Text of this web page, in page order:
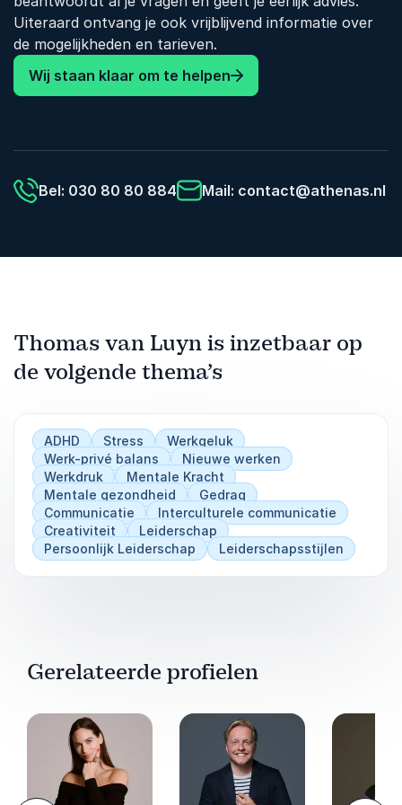
aan het mens-zijn in al zijn rommeligheid.
Uiteraard ontvang je ook vrijblijvend informatie over
de mogelijkheden en tarieven.
Wij staan klaar om te helpen
Bel: 030 80 80 884 Mail: contact@athenas.nl
Thomas van Luyn is inzetbaar op
de volgende thema’s
ADHD Stress
Werkgeluk
Werk-privé balans
Nieuwe werken
Werkdruk
Mentale Kracht
Mentale gezondheid
Gedrag
Communicatie
Interculturele communicatie
Creativiteit
Leiderschap
Persoonlijk Leiderschap
Leiderschapsstijlen
Gerelateerde profielen